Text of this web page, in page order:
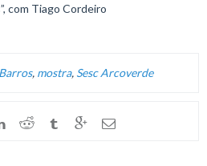
com Tiago Cordeiro
, mostra, Sesc Arcoverde